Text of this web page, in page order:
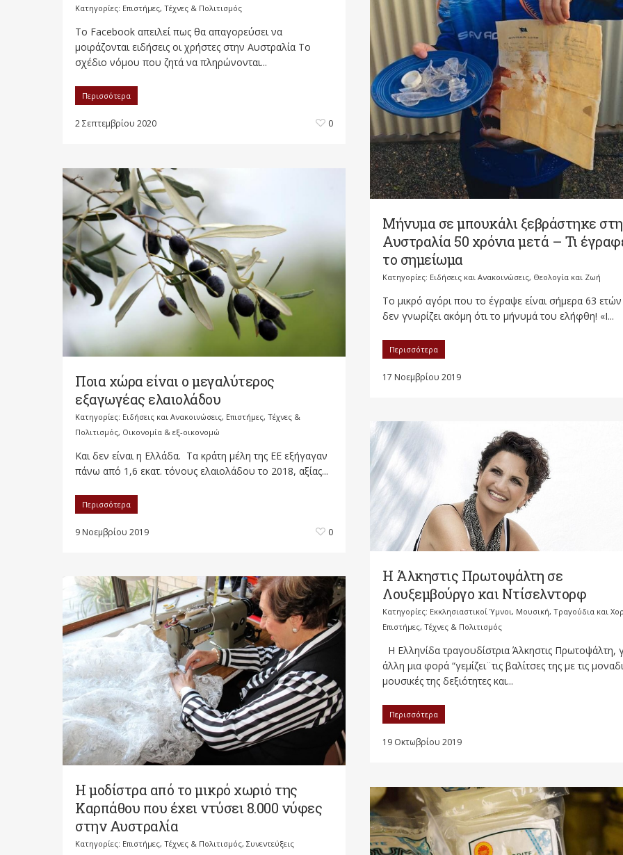
Κατηγορίες: Επιστήμες, Τέχνες & Πολιτισμός
Το Facebook απειλεί πως θα απαγορεύσει να
μοιράζονται ειδήσεις οι χρήστες στην Αυστραλία Το
σχέδιο νόμου που ζητά να πληρώνονται...
Περισσότερα
2 Σεπτεμβρίου 2020 0
Μήνυμα σε μπουκάλι ξεβράστηκε
Αυστραλία 50 χρόνια μετά – Τι
το σημείωμα
Κατηγορίες: Ειδήσεις και Ανακοινώσεις, Θεολογία και Ζωή
Το μικρό αγόρι που το έγραψε είναι σήμερα 63 ετών
δεν γνωρίζει ακόμη ότι το μήνυμά του ελήφθη! «I...
Περισσότερα
17 Νοεμβρίου 2019
Ποια χώρα είναι ο μεγαλύτερος
εξαγωγέας ελαιολάδου
Κατηγορίες: Ειδήσεις και Ανακοινώσεις, Επιστήμες, Τέχνες &
Πολιτισμός, Οικονομία & εξ-οικονομώ
Και δεν είναι η Ελλάδα. Τα κράτη μέλη της ΕΕ εξήγαγαν
πάνω από 1,6 εκατ. τόνους ελαιολάδου το 2018, αξίας...
Περισσότερα
9 Νοεμβρίου 2019 0
Η Άλκηστις Πρωτοψάλτη σε
Λουξεμβούργο και Ντίσελντορφ
Κατηγορίες: Εκκλησιαστικοί Ύμνοι, Μουσική, Τραγούδια και
Επιστήμες, Τέχνες & Πολιτισμός
Η Ελληνίδα τραγουδίστρια Άλκηστις Πρωτοψάλτη,
άλλη μια φορά “γεμίζει¨τις βαλίτσες της με τις
μουσικές της δεξιότητες και...
Περισσότερα
19 Οκτωβρίου 2019
Η μοδίστρα από το μικρό χωριό της
Καρπάθου που έχει ντύσει 8.000 νύφες
στην Αυστραλία
Κατηγορίες: Επιστήμες, Τέχνες & Πολιτισμός, Συνεντεύξεις